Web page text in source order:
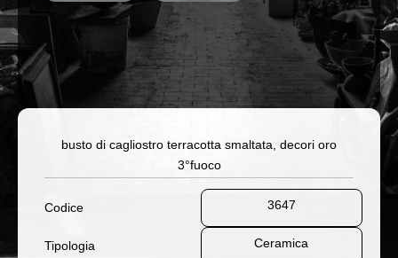
busto di cagliostro terracotta smaltata, decori oro
3°fuoco
Codice 3647
Tipologia Ceramica